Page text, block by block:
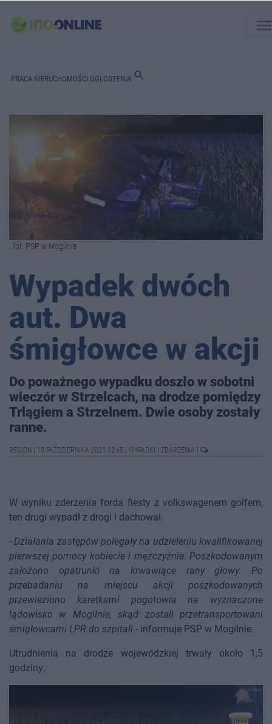
PRACA NIERUCHOMOŚCI OGŁOSZENIA search
| fot. PSP w Mogilnie
Wypadek dwóch
aut. Dwa
śmigłowce w akcji
Do poważnego wypadku doszło w sobotni
wieczór w Strzelcach, na drodze pomiędzy
Trlągiem a Strzelnem. Dwie osoby zostały
ranne.
REGION 10 PAŹDZIERNIKA 2021 12:45 WYPADKI I ZDARZENIA
W wyniku zderzenia forda fiesty z volkswagenem golfem,
ten drugi wypadł z drogi i dachował.
-Działania zastępów polegały na udzieleniu kwalifikowanej
pierwszej pomocy kobiecie i mężczyźnie. Poszkodowanym
założono opatrunki na krwawiące rany głowy. Po
przebadaniu na miejscu akcji poszkodowanych
przewieziono karetkami pogotowia na wyznaczone
lądowisko w Mogilnie, skąd zostali przetransportowani
śmigłowcami LPR do szpitali - informuje PSP w Mogilnie.
Utrudnienia na drodze wojewódzkiej trwały około 1,5
godziny.